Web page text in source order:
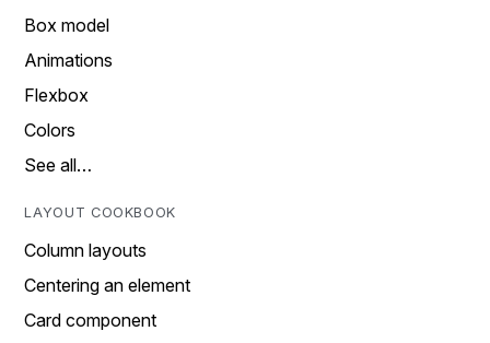
Box model
Animations
Flexbox
Colors
See all…
LAYOUT COOKBOOK
Column layouts
Centering an element
Card component